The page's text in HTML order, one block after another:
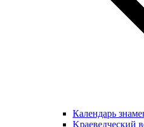
Календарь
Kраеведческий